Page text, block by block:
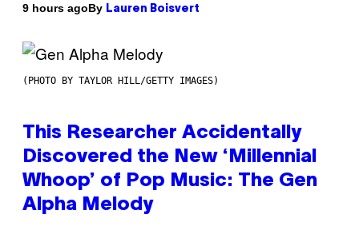
9 hours agoBy Lauren Boisvert
(PHOTO BY TAYLOR HILL/GETTY IMAGES)
This Researcher Accidentally
Discovered the New ‘Millennial
Whoop’ of Pop Music: The Gen
Alpha Melody